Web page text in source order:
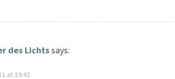
des Lichtssays:
at 19:42